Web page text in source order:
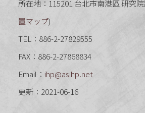
所在地：115201 台北市南港區 研究
置マップ)
TEL：886-2-27829555
FAX：886-2-27868834
Email： ihp@asihp.net
更新：2021-06-16